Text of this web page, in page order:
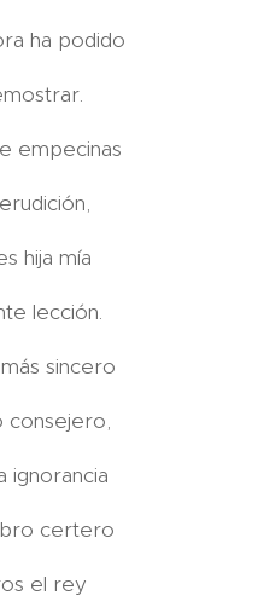
ha podido
empecinas
hija mía
lección.
sincero
consejero,
ignorancia
certero
el rey